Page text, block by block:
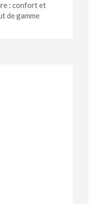
: confort et
de gamme